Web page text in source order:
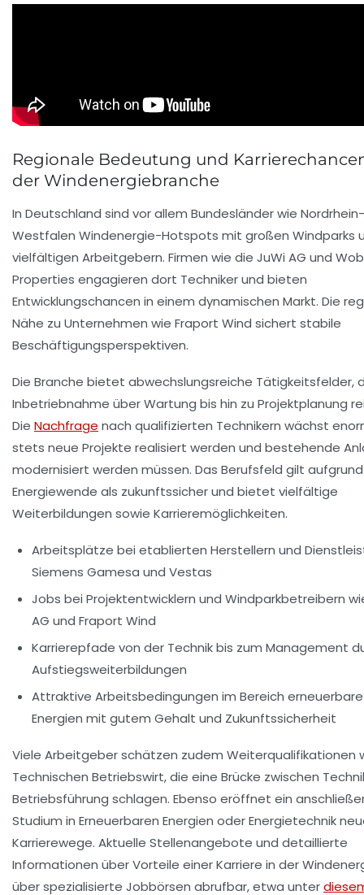
Regionale Bedeutung und
der Windenergiebranche
In Deutschland sind vor allem Bundesländer wie Nordrhein-
Westfalen Windenergie-Hotspots mit großen Windparks
vielfältigen Arbeitgebern. Firmen wie die JuWi AG und
Properties engagieren dort Techniker und bieten
Entwicklungschancen in einem dynamischen Markt. Die
Nähe zu Unternehmen wie Fraport Wind sichert stabile
Beschäftigungsperspektiven.
Die Branche bietet abwechslungsreiche Tätigkeitsfelder,
Inbetriebnahme über Wartung bis hin zu Projektplanung
Die Nachfrage nach qualifizierten Technikern wächst
stets neue Projekte realisiert werden und bestehende
modernisiert werden müssen. Das Berufsfeld gilt
Energiewende als zukunftssicher und bietet vielfältige
Weiterbildungen sowie Karrieremöglichkeiten.
Arbeitsplätze bei etablierten Herstellern und
Siemens Gamesa und Vestas
Jobs bei Projektentwicklern und Windparkbetreibern
AG und Fraport Wind
Karrierepfade von der Technik bis zum Management
Aufstiegsweiterbildungen
Attraktive Arbeitsbedingungen im Bereich erneuerbare
Energien mit gutem Gehalt und Zukunftssicherheit
Viele Arbeitgeber schätzen zudem Weiterqualifikationen
Technischen Betriebswirt, die eine Brücke zwischen
Betriebsführung schlagen. Ebenso eröffnet ein
Studium in Erneuerbaren Energien oder Energie­technik
Karrierewege. Aktuelle Stellenangebote und detaillierte
Informationen über Vorteile einer Karriere in der
über spezialisierte Jobbörsen abrufbar, etwa unter